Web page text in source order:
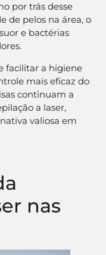
por trás desse
de pelos na área, o
e bactérias
facilitar a higiene
mais eficaz do
continuam a
a laser,
valiosa em
nas